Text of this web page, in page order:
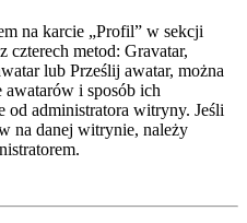
na karcie „Profil” w sekcji
czterech metod: Gravatar,
lub Prześlij awatar, można
awatarów i sposób ich
od administratora witryny. Jeśli
na danej witrynie, należy